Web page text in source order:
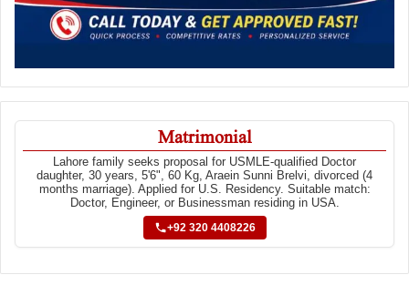
Matrimonial
Lahore family seeks proposal for USMLE-qualified Doctor
daughter, 30 years, 5'6", 60 Kg, Araein Sunni Brelvi, divorced (4
months marriage). Applied for U.S. Residency. Suitable match:
Doctor, Engineer, or Businessman residing in USA.
+92 320 4408226